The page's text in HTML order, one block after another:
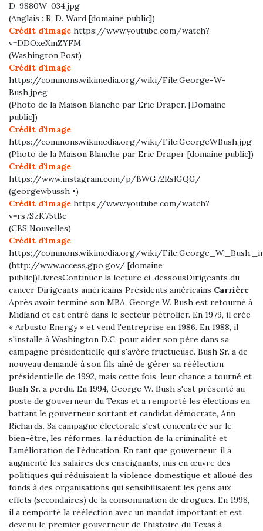
D-9880W-034.jpg
(Anglais : R. D. Ward [domaine public])
Crédit d'image https://www.youtube.com/watch?
v=DDOxeXmZYFM
(Washington Post)
Crédit d'image
https://commons.wikimedia.org/wiki/File:George-W-
Bush.jpeg
(Photo de la Maison Blanche par Eric Draper. [Domaine
public])
Crédit d'image
https://commons.wikimedia.org/wiki/File:GeorgeWBush.jpg
(Photo de la Maison Blanche par Eric Draper [domaine public])
Crédit d'image
https://www.instagram.com/p/BWG72RslGQG/
(georgewbussh •)
Crédit d'image https://www.youtube.com/watch?
v=rs7SzK75tBc
(CBS Nouvelles)
Crédit d'image
https://commons.wikimedia.org/wiki/
(http://www.access.gpo.gov/ [domaine
public])LivresContinuer la lecture ci-dessousDirigeants du
cancer Dirigeants américains Présidents américains Carrière
Après avoir terminé son MBA, George W. Bush est retourné à
Midland et est entré dans le secteur pétrolier. En 1979, il crée
« Arbusto Energy » et vend l'entreprise en 1986. En 1988, il
s'installe à Washington D.C. pour aider son père dans sa
campagne présidentielle qui s'avère fructueuse. Bush Sr. a de
nouveau demandé à son fils aîné de gérer sa réélection
présidentielle de 1992, mais cette fois, leur chance a tourné et
Bush Sr. a perdu. En 1994, George W. Bush s'est présenté au
poste de gouverneur du Texas et a remporté les élections en
battant le gouverneur sortant et candidat démocrate, Ann
Richards. Sa campagne électorale s'est concentrée sur le
bien-être, les réformes, la réduction de la criminalité et
l'amélioration de l'éducation. En tant que gouverneur, il a
augmenté les salaires des enseignants, mis en œuvre des
politiques qui réduisaient la violence domestique et alloué des
fonds à des organisations qui sensibilisaient les gens aux
effets (secondaires) de la consommation de drogues. En 1998,
il a remporté la réélection avec un mandat important et est
devenu le premier gouverneur de l'histoire du Texas à